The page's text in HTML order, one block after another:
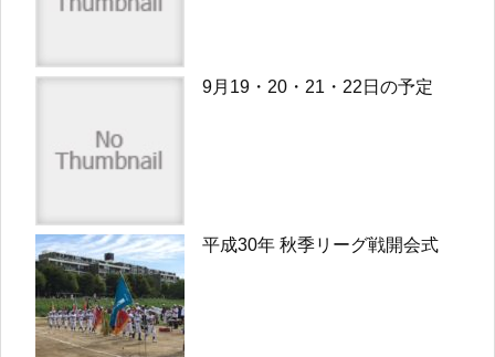
9月19・20・21・22日の予定
平成30年 秋季リーグ戦開会式